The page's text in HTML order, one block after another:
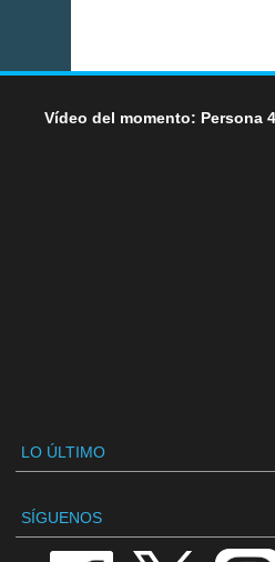
Vídeo del momento: Persona
LO ÚLTIMO
SÍGUENOS